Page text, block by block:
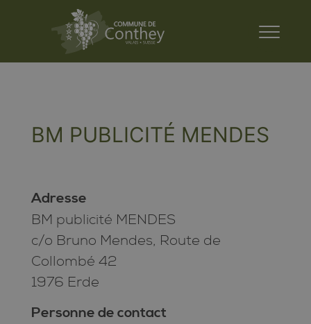
BM PUBLICITÉ MENDES
Adresse
BM publicité MENDES
c/o Bruno Mendes, Route de
Collombé 42
1976 Erde
Personne de contact